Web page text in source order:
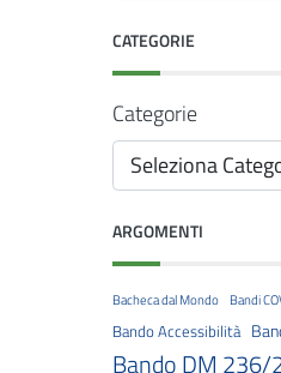
CATEGORIE
Categorie
ARGOMENTI
Bacheca dal Mondo Bandi
Bando Accessibilità
Bando DM 236/